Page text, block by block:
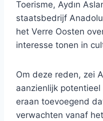
Toerisme, Aydın
staatsbedrijf
het Verre Oosten
interesse tonen in
Om deze reden, zei
aanzienlijk
eraan toevoegend
verwachten vanaf